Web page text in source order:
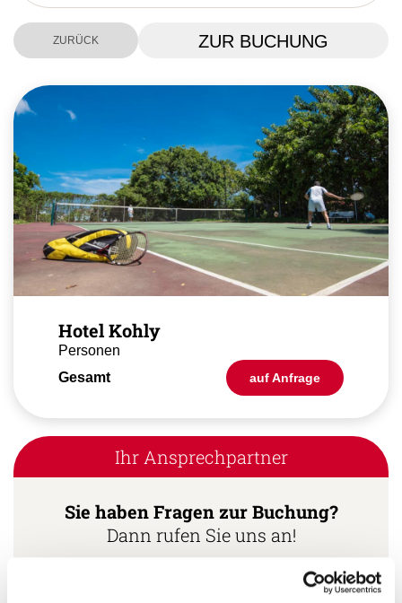
ZURÜCK ZUR BUCHUNG
Hotel Kohly
Personen
Gesamt
auf Anfrage
Ihr Ansprechpartner
Sie haben Fragen zur Buchung?
Dann rufen Sie uns an!